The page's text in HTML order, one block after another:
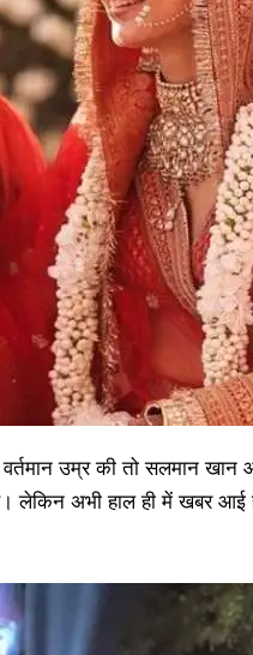
उम्र की तो सलमान
लेकिन अभी हाल ही में खबर आई